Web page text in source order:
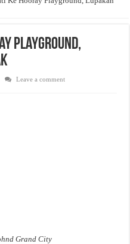
redaksi@bisnisnasional.com
Playground,
Leave a comment
Grand City